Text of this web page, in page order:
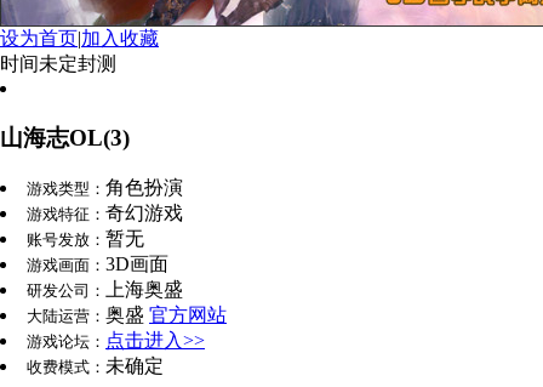
设为首页|加入收藏
时间未定封测
山海志OL(3)
游戏类型： 角色扮演
游戏特征： 奇幻游戏
账号发放： 暂无
游戏画面： 3D画面
研发公司： 上海奥盛
大陆运营： 奥盛 官方网站
游戏论坛： 点击进入>>
收费模式： 未确定